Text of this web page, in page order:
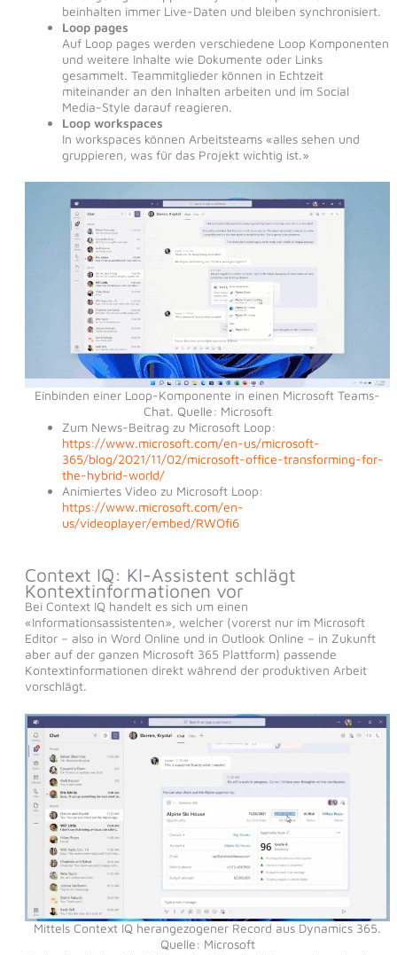
beinhalten immer Live-Daten und bleiben synchronisiert.
Loop pages
Auf Loop pages werden verschiedene Loop Komponenten
und weitere Inhalte wie Dokumente oder Links
gesammelt. Teammitglieder können in Echtzeit
miteinander an den Inhalten arbeiten und im Social
Media-Style darauf reagieren.
Loop workspaces
In workspaces können Arbeitsteams «alles sehen und
gruppieren, was für das Projekt wichtig ist.»
Einbinden einer Loop-Komponente in einen Microsoft Teams-
Chat. Quelle: Microsoft
Zum News-Beitrag zu Microsoft Loop:
https://www.microsoft.com/en-us/microsoft-
365/blog/2021/11/02/microsoft-office-transforming-for-
the-hybrid-world/
Animiertes Video zu Microsoft Loop:
https://www.microsoft.com/en-
us/videoplayer/embed/RWOfi6
Context IQ: KI-Assistent schlägt
Kontextinformationen vor
Bei Context IQ handelt es sich um einen
«Informationsassistenten», welcher (vorerst nur im Microsoft
Editor – also in Word Online und in Outlook Online – in Zukunft
aber auf der ganzen Microsoft 365 Plattform) passende
Kontextinformationen direkt während der produktiven Arbeit
vorschlägt.
Mittels Context IQ herangezogener Record aus Dynamics 365.
Quelle: Microsoft